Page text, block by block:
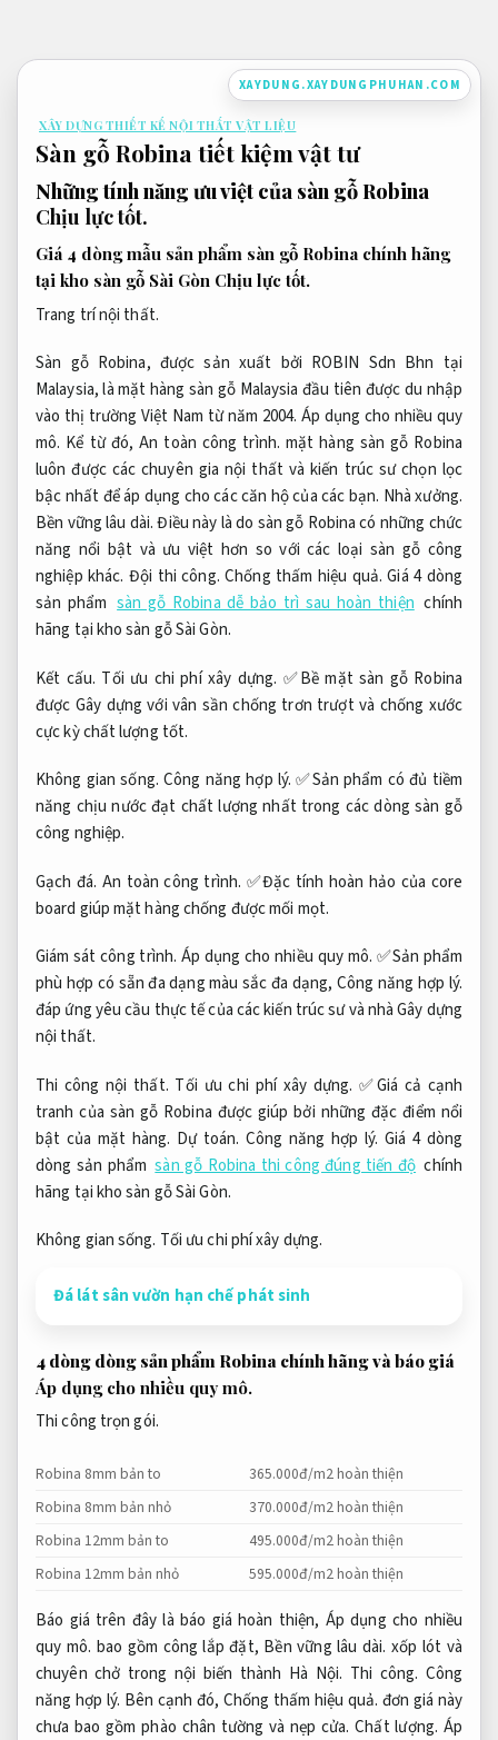
nội
XAYDUNG.XAYDUNGPHUHAN.COM
XÂY DỰNG THIẾT KẾ NỘI THẤT VẬT LIỆU
Sàn gỗ Robina tiết kiệm vật tư
Những tính năng ưu việt của sàn gỗ Robina
Chịu lực tốt.
Giá 4 dòng mẫu sản phẩm sàn gỗ Robina chính hãng
tại kho sàn gỗ Sài Gòn Chịu lực tốt.
Trang trí nội thất.
Sàn gỗ Robina, được sản xuất bởi ROBIN Sdn Bhn tại
Malaysia, là mặt hàng sàn gỗ Malaysia đầu tiên được du nhập
vào thị trường Việt Nam từ năm 2004. Áp dụng cho nhiều quy
mô. Kể từ đó,An toàn công trình. mặt hàng sàn gỗ Robina
luôn được các chuyên gia nội thất và kiến trúc sư chọn lọc
bậc nhất để áp dụng cho các căn hộ của các bạn. Nhà xưởng.
Bền vững lâu dài.Điều này là do sàn gỗ Robina có những chức
năng nổi bật và ưu việt hơn so với các loại sàn gỗ công
nghiệp khác. Đội thi công. Chống thấm hiệu quả. Giá 4 dòng
sản phẩm sàn gỗ Robina dễ bảo trì sau hoàn thiện chính
hãng tại kho sàn gỗ Sài Gòn.
Kết cấu. Tối ưu chi phí xây dựng. ✅Bề mặt sàn gỗ Robina
được Gây dựng với vân sần chống trơn trượt và chống xước
cực kỳ chất lượng tốt.
Không gian sống. Công năng hợp lý. ✅Sản phẩm có đủ tiềm
năng chịu nước đạt chất lượng nhất trong các dòng sàn gỗ
công nghiệp.
Gạch đá. An toàn công trình. ✅Đặc tính hoàn hảo của core
board giúp mặt hàng chống được mối mọt.
Giám sát công trình. Áp dụng cho nhiều quy mô. ✅Sản phẩm
phù hợp có sẵn đa dạng màu sắc đa dạng, Công năng hợp lý.
đáp ứng yêu cầu thực tế của các kiến trúc sư và nhà Gây dựng
nội thất.
Thi công nội thất. Tối ưu chi phí xây dựng. ✅Giá cả cạnh
tranh của sàn gỗ Robina được giúp bởi những đặc điểm nổi
bật của mặt hàng. Dự toán. Công năng hợp lý. Giá 4 dòng
dòng sản phẩm sàn gỗ Robina thi công đúng tiến độ chính
hãng tại kho sàn gỗ Sài Gòn.
Không gian sống. Tối ưu chi phí xây dựng.
Đá lát sân vườn hạn chế phát sinh
4 dòng dòng sản phẩm Robina chính hãng và báo giá
Áp dụng cho nhiều quy mô.
Thi công trọn gói.
Robina 8mm bản to
365.000đ/m2 hoàn thiện
Robina 8mm bản nhỏ
370.000đ/m2 hoàn thiện
Robina 12mm bản to
495.000đ/m2 hoàn thiện
Robina 12mm bản nhỏ
595.000đ/m2 hoàn thiện
Báo giá trên đây là báo giá hoàn thiện, Áp dụng cho nhiều
quy mô. bao gồm công lắp đặt, Bền vững lâu dài. xốp lót và
chuyên chở trong nội biến thành Hà Nội. Thi công. Công
năng hợp lý. Bên cạnh đó, Chống thấm hiệu quả. đơn giá này
chưa bao gồm phào chân tường và nẹp cửa.Chất lượng. Áp